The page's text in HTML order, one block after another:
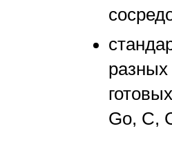
разных
Go, C,